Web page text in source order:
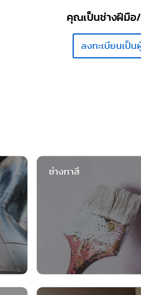
คุณเป็นช่างฝีมือ
ลงทะเบียนเป็น
ช่างทาสี